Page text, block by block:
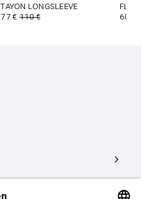
TAYON LONGSLEEVE
77 €110 €
60 €